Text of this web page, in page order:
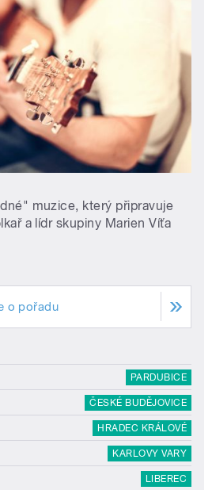
muzice, který připravuje
a lídr skupiny Marien Víťa
o pořadu
PARDUBICE
ČESKÉ BUDĚJOVICE
HRADEC KRÁLOVÉ
KARLOVY VARY
LIBEREC